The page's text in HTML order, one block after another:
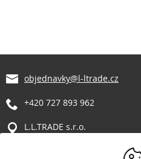
objednavky@l-ltrade.cz
+420 727 893 962
L.L.TRADE s.r.o.